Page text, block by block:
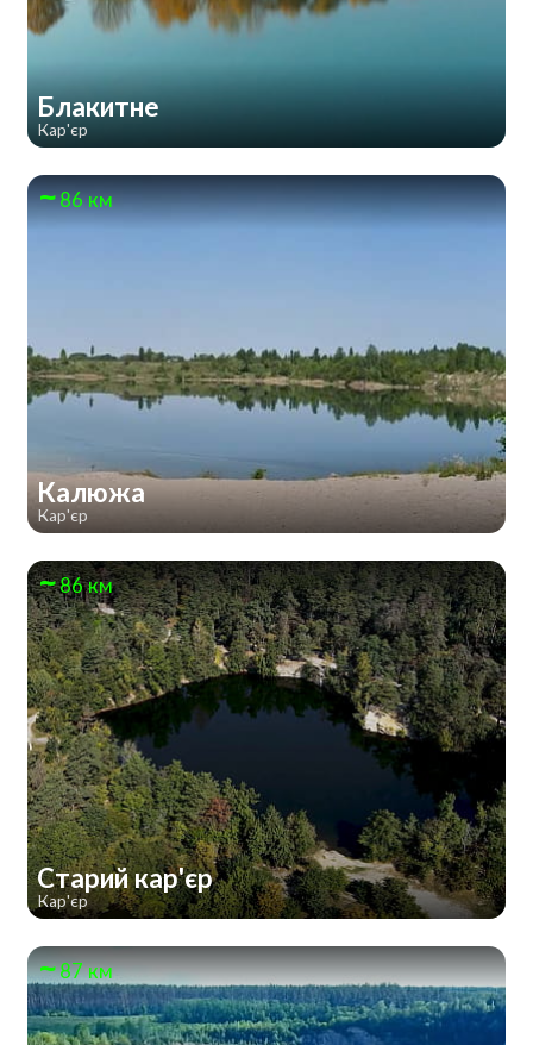
Блакитне
Кар'єр
86 км
Калюжа
Кар'єр
86 км
Старий кар'єр
Кар'єр
87 км